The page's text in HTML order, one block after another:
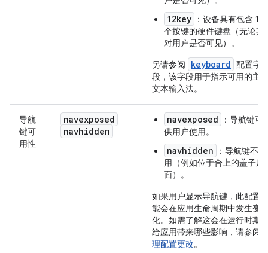
12key
：设备具有包含 12
个按键的硬件键盘（无论其
对用户是否可见）。
另请参阅
keyboard 配置字
段，该字段用于指示可用的主
文本输入法。
导航
键可
用性
navexposed
navhidden
navexposed
：导航键可
供用户使用。
navhidden
：导航键不可
用（例如位于合上的盖子后
面）。
如果用户显示导航键，此配置
能会在应用生命周期中发生变
化。如需了解这会在运行时期
给应用带来哪些影响，请参阅
理配置更改。